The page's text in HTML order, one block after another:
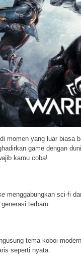
momen yang luar biasa
game dengan
kamu coba!
menggabungkan sci-fi
terbaru.
tema koboi
seperti nyata.